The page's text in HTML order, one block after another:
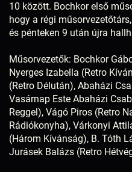
10 között. Bochkor első
hogy a régi
és pénteken 9 után újra
Műsorvezetők: Bochkor
Nyerges Izabella (Retro
(Retro Délután), Abaházi
Vasárnap Este Abaházi
Reggel), Vágó Piros (Retro
Rádiókonyha), Várkonyi
(Három Kívánság), B. Tóth
Jurásek Balázs (Retro